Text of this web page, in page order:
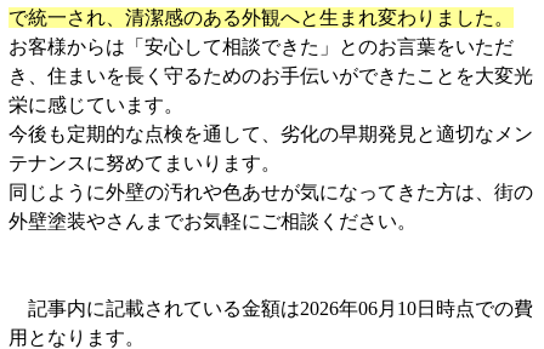
で統一され、清潔感のある外観へと生まれ変わりました。
お客様からは「安心して相談できた」とのお言葉をいただ
き、住まいを長く守るためのお手伝いができたことを大変光
栄に感じています。
今後も定期的な点検を通して、劣化の早期発見と適切なメン
テナンスに努めてまいります。
同じように外壁の汚れや色あせが気になってきた方は、街の
外壁塗装やさんまでお気軽にご相談ください。
記事内に記載されている金額は2026年06月10日時点での費
用となります。